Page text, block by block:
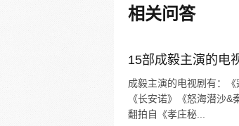
己与爷爷身
彻底颠覆，
相关问答
15部成毅主演的电
成毅主演的电视剧有：
《长安诺》《怒海潜沙
翻拍自《孝庄秘...